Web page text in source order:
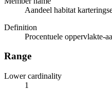
Aandeel habitat
Definition
Procentuele oppervlakte-
Range
Lower cardinality
1